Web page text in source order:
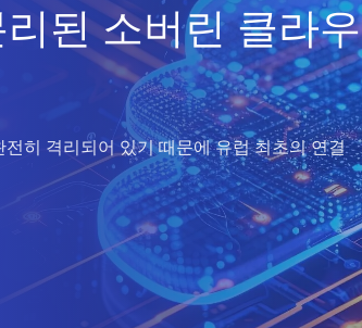
된 소버린 클라우
히 격리되어 있기 때문에 유럽 최초의 연결